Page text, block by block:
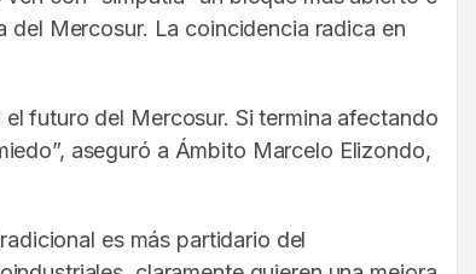
del Mercosur. La coincidencia radica en
futuro del Mercosur. Si termina afectando
aseguró a Ámbito Marcelo Elizondo,
es más partidario del